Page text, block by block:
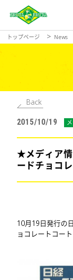
トップページ News
Back
2015/10/19
★メディア
ードチョコ
10月19日発行の
ョコレートコー